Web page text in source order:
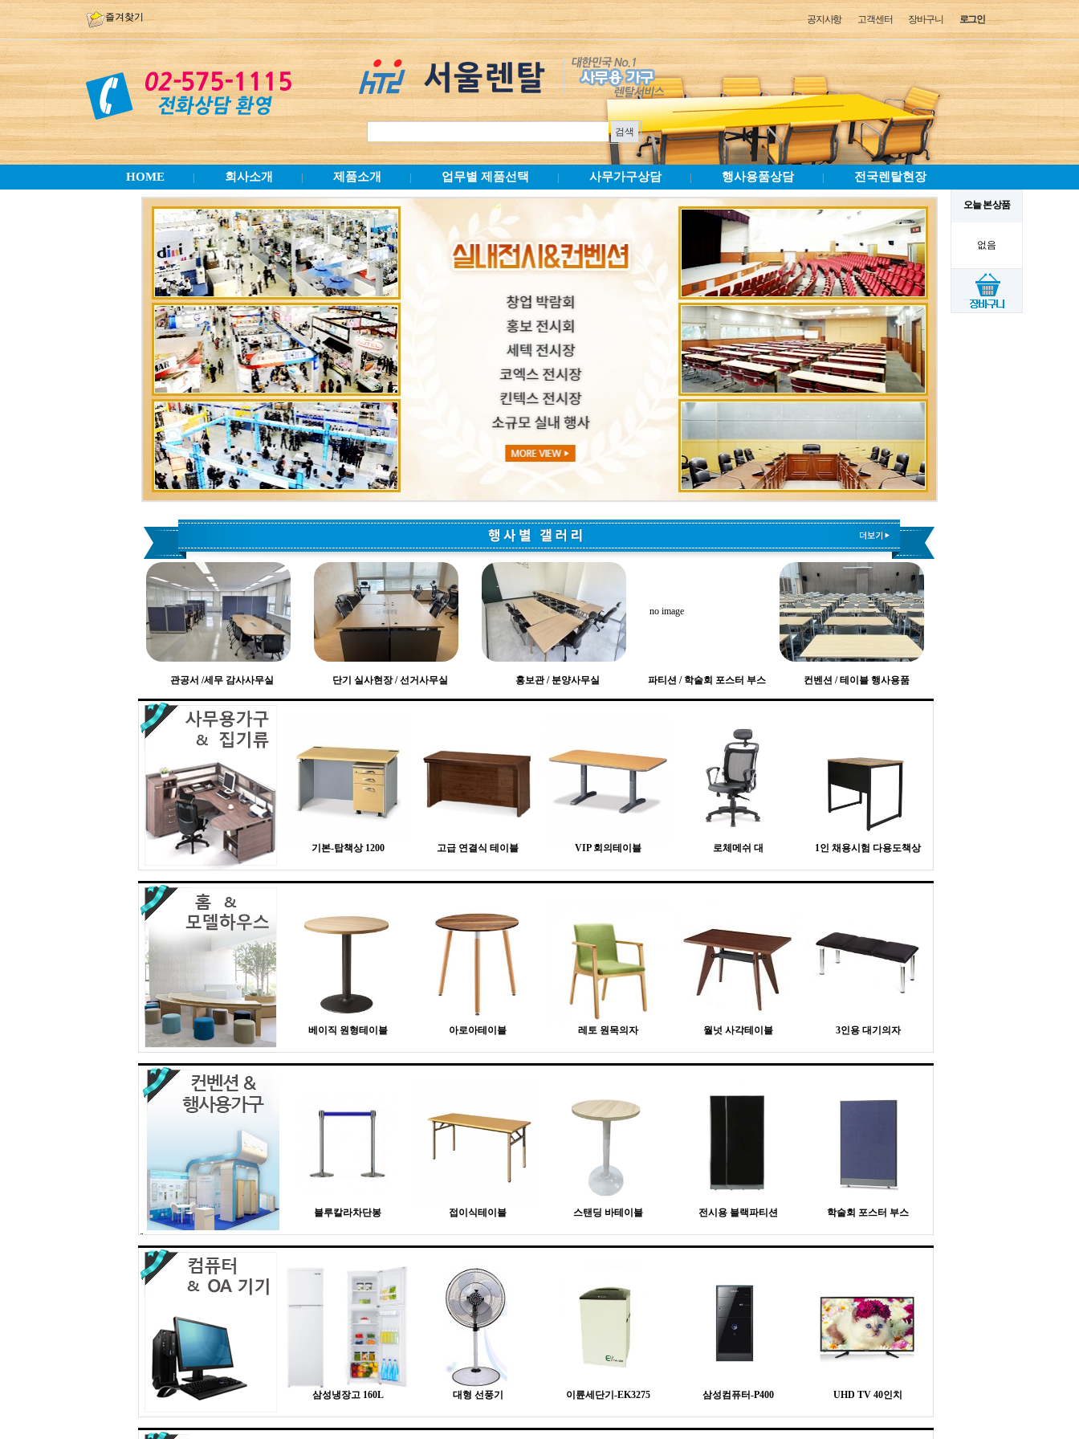
즐겨찾기 로그인
장바구니
고객센터
공지사항
HOME 회사소개 제품소개 업무별 제품선택 사무가구상담 행사용품상담 전국렌탈현장
오늘 본 상품
없음
no image
관공서 /세무 감사사무실 단기 실사현장 / 선거사무실 홍보관 / 분양사무실 파티션 / 학술회 포스터 부스 컨벤션 / 테이블 행사용품
기본-탑책상 1200 고급 연결식 테이블 VIP 회의테이블 로체메쉬 대 1인 채용시험 다용도책상
베이직 원형테이블 아로아테이블 레토 원목의자 월넛 사각테이블 3인용 대기의자
블루칼라차단봉 접이식테이블 스탠딩 바테이블 전시용 블랙파티션 학술회 포스터 부스
삼성냉장고 160L 대형 선풍기 이륜세단기-EK3275 삼성컴퓨터-P400 UHD TV 40인치